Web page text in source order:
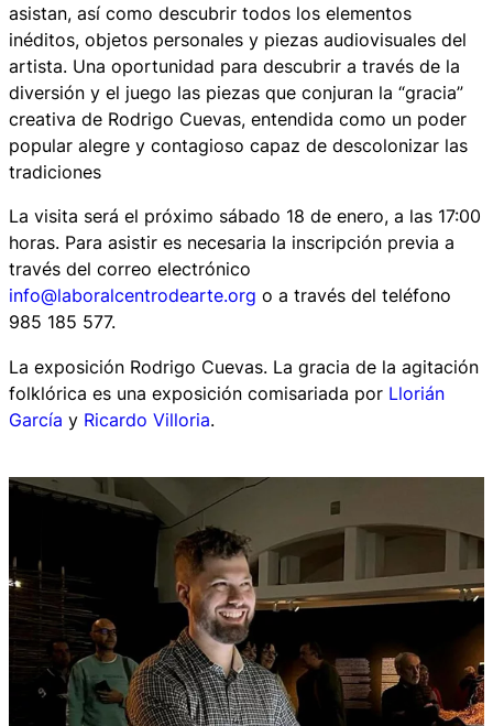
asistan, así como descubrir todos los elementos
inéditos, objetos personales y piezas audiovisuales del
artista. Una oportunidad para descubrir a través de la
diversión y el juego las piezas que conjuran la “gracia”
creativa de Rodrigo Cuevas, entendida como un poder
popular alegre y contagioso capaz de descolonizar las
tradiciones
La visita será el próximo sábado 18 de enero, a las 17:00
horas. Para asistir es necesaria la inscripción previa a
través del correo electrónico
info@laboralcentrodearte.org o a través del teléfono
985 185 577.
La exposición Rodrigo Cuevas. La gracia de la agitación
folklórica es una exposición comisariada por Llorián
García y Ricardo Villoria.